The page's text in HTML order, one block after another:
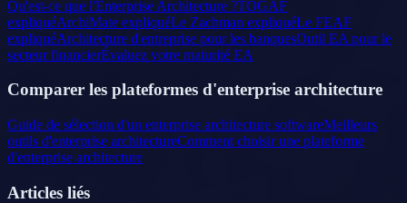
Qu'est-ce que l'Enterprise Architecture ?TOGAF
expliquéArchiMate expliquéLe Zachman expliquéLe FEAF
expliquéArchitecture d'entreprise pour les banquesOutil EA pour le
secteur financierÉvaluez votre maturité EA
Comparer les plateformes d'enterprise architecture
Guide de sélection d'un enterprise architecture softwareMeilleurs
outils d'enterprise architectureComment choisir une plateforme
d'enterprise architecture
Articles liés